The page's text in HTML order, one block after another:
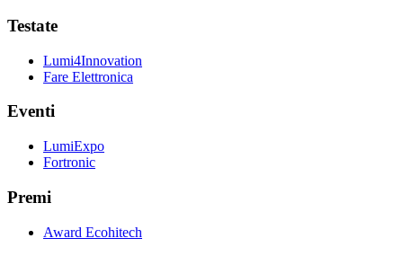
Testate
Lumi4Innovation
Fare Elettronica
Eventi
LumiExpo
Fortronic
Premi
Award Ecohitech